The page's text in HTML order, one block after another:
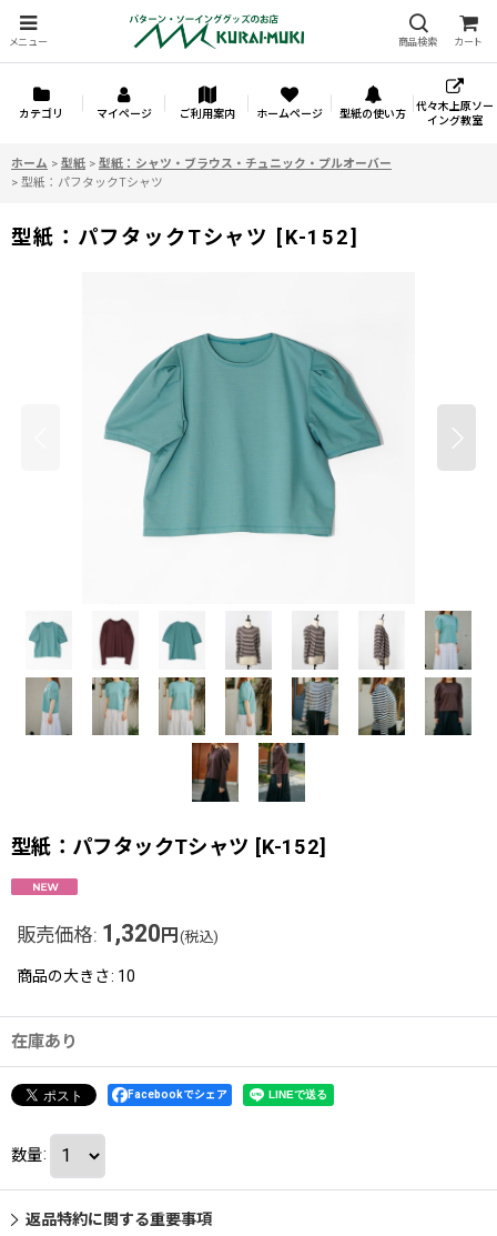
メニュー 商品検索 カート
カテゴリ マイページ ご利用案内 ホームページ 型紙の使い方
代々木上原ソー
イング教室
ホーム > 型紙 > 型紙：シャツ・ブラウス・チュニック・プルオーバー
> 型紙：パフタックTシャツ
型紙：パフタックTシャツ [K-152]
型紙：パフタックTシャツ [K-152]
販売価格: 1,320 円 (税込)
商品の大きさ: 10
在庫あり
Facebookでシェア
数量:
返品特約に関する重要事項